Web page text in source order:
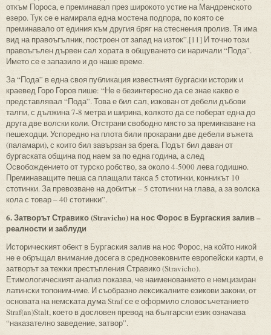
откъм Пороса, е преминавал през широкото устие на Мандренското
езеро. Тук се е намирала една мостена подпора, по която се
преминавало от единия към другия бряг на стеснения пролив. Тя има
вид на правоъгълник, построен от запад на изток”.[11] И точно този
правоъгълен дървен сал хората в общуването си наричали “Пода”.
Името се е запазило и до наше време.
За “Пода” в една своя публикация известният бургаски историк и
краевед Горо Горов пише: “Не е безинтересно да се знае какво е
представлявал “Пода”. Това е бил сал, изкован от дебели дъбови
талпи, с дължина 7-8 метра и ширина, колкото да се поберат една до
друга две волски коли. Отстрани свободно място за преминаване на
пешеходци. Успоредно на плота били прокарани две дебели въжета
(паламари), с които бил завързан за брега. Подът бил даван от
бургаската община под наем за по една година, а след
Освобождението от турско робство, за около 4-5000 лева годишно.
Преминаващите пеша са плащали такса 5 стотинки, конникът 10
стотинки. За превозване на добитък – 5 стотинки на глава, а за волска
кола с товар – 40 стотинки”.
6. Затворът Стравико (Stravicho) на нос Форос в Бургаския залив –
реалности и заблуди
Историческият обект в Бургаския залив на нос Форос, на който никой
не е обръщал внимание досега в средновековните европейски карти, е
затворът за тежки престъпления Стравико (Stravicho).
Етимологическият анализ показва, че наименованието е немцизиран
латински топоним-име. И съобразно лексикалните езикови закони, от
основата на немската дума Straf се е оформило словосъчетанието
Straf(an)Stalt, което в дословен превод на български език означава
“наказателно заведение, затвор”.